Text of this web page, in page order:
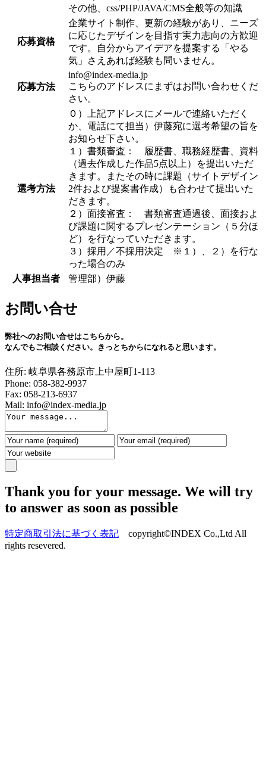
その他、css/PHP/JAVA/CMS全般等の知識
応募資格
企業サイト制作、更新の経験があり、ニーズ
に応じたデザインを目指す実力志向の方歓迎
です。自分からアイデアを提案する「やる
気」さえあれば経験も問いません。
応募方法
info@index-media.jp
こちらのアドレスにまずはお問い合わせくだ
さい。
選考方法
０）上記アドレスにメールで連絡いただく
か、電話にて担当）伊藤宛に選考希望の旨を
お知らせ下さい。
１）書類審査： 履歴書、職務経歴書、資料
（過去作成した作品5点以上）を提出いただ
きます。またその時に課題（サイトデザイン
2件および提案書作成）も合わせて提出いた
だきます。
２）面接審査： 書類審査通過後、面接およ
び課題に関するプレゼンテーション（５分ほ
ど）を行なっていただきます。
３）採用／不採用決定 ※１）、２）を行な
った場合のみ
人事担当者
管理部）伊藤
お問い合せ
弊社へのお問い合せはこちらから。
なんでもご相談ください。きっとちからになれると思います。
住所: 岐阜県各務原市上中屋町1-113
Phone: 058-382-9937
Fax: 058-213-6937
Mail: info@index-media.jp
Thank you for your message. We will try
to answer as soon as possible
特定商取引法に基づく表記 copyright©INDEX Co.,Ltd All
rights resevered.